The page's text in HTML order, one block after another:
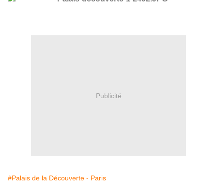
Publicité
#Palais de la Découverte - Paris